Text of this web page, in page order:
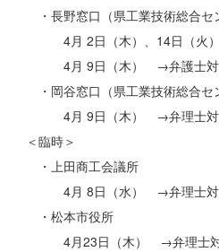
・長野窓口（県工業技術総合セ
4月 2日（木）、14日（火）
4月 9日（木） →弁護士対
・岡谷窓口（県工業技術総合セ
4月 9日（木） →弁理士対
＜臨時＞
・上田商工会議所
4月 8日（水） →弁理士対
・松本市役所
4月23日（木） →弁理士